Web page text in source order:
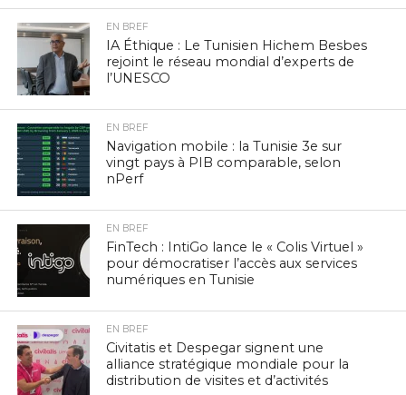
EN BREF
IA Éthique : Le Tunisien Hichem Besbes
rejoint le réseau mondial d’experts de
l’UNESCO
EN BREF
Navigation mobile : la Tunisie 3e sur
vingt pays à PIB comparable, selon
nPerf
EN BREF
FinTech : IntiGo lance le « Colis Virtuel »
pour démocratiser l’accès aux services
numériques en Tunisie
EN BREF
Civitatis et Despegar signent une
alliance stratégique mondiale pour la
distribution de visites et d’activités